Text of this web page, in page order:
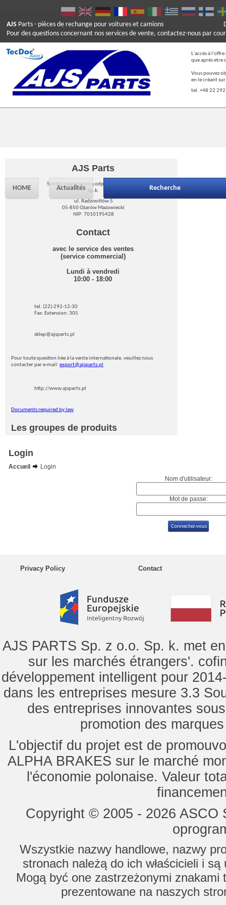
AJS Parts - pièces de rechange pour voitures et camions
Pour des questions concernant nos services de vente, contactez-nous par
L'accès à
que après etre
Vous pouvez
en le créant
tel. +48 22
HOME Actualités Recherche
AJS Parts
Spółka z ograniczoną odpowiedzialnością
Sp.k.
ul. Radziwiłłów 5
05-850 Ożarów Mazowiecki
NIP: 7010195428
Contact
avec le service des ventes
(service commercial)
Lundi à vendredi
10:00 - 18:00
tel. (22)-292-12-30
Fax: Extension: 305
sklep@ajsparts.pl
Pour toute question liée à la vente internationale, veuillez nous
contacter par e-mail: export@ajsparts.pl
http://www.ajsparts.pl
Documents required by law
Les groupes de produits
Login
Accueil
Login
Nom d'utilisateur:
Mot de passe:
Privacy Policy Contact
AJS PARTS Sp. z o.o. Sp. k. met
sur les marchés étrangers'.
développement intelligent pour
dans les entreprises mesure 3.3
des entreprises innovantes
promotion des
L'objectif du projet est de
ALPHA BRAKES sur le marché
l'économie polonaise. Valeur
Copyright © 2005 - 2026
Wszystkie nazwy handlowe, nazwy
stronach należą do ich właścicieli i
Mogą być one zastrzeżonymi znakami
prezentowane na naszych